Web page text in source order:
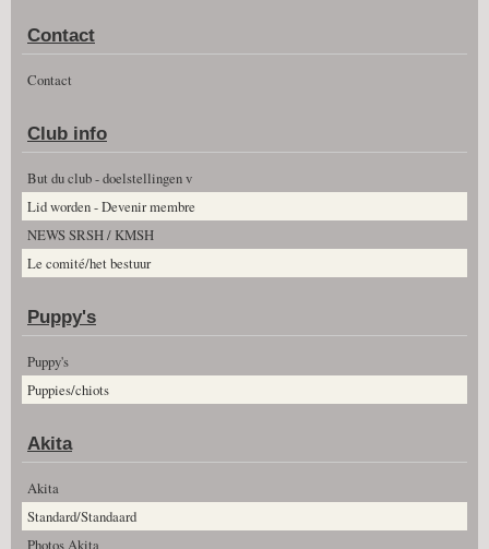
Clubshow 2026
Contact
Contact
Club info
But du club - doelstellingen v
Lid worden - Devenir membre
NEWS SRSH / KMSH
Le comité/het bestuur
Puppy's
Puppy's
Puppies/chiots
Akita
Akita
Standard/Standaard
Photos Akita